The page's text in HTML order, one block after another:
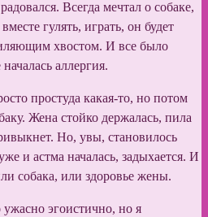
Всегда мечтал о собаке,
гулять, играть, он будет
хвостом. И все было
аллергия.
простуда какая-то, но потом
Жена стойко держалась, пила
Но, увы, становилось
и астма началась, задыхается. И
собака, или здоровье жены.
эгоистично, но я